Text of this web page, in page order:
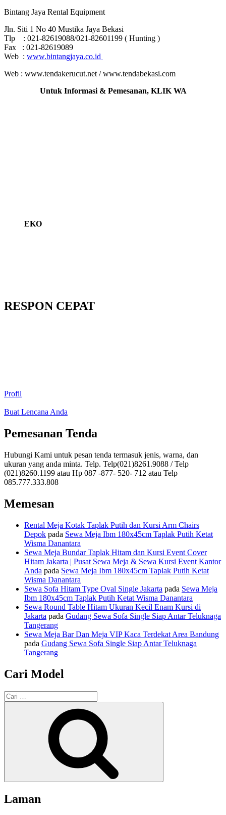
Bintang Jaya Rental Equipment
Jln. Siti 1 No 40 Mustika Jaya Bekasi
Tlp : 021-82619088/021-82601199 ( Hunting )
Fax : 021-82619089
Web : www.bintangjaya.co.id
Web : www.tendakerucut.net / www.tendabekasi.com
Untuk Informasi & Pemesanan, KLIK WA
EKO
RESPON CEPAT
Profil
Buat Lencana Anda
Pemesanan Tenda
Hubungi Kami untuk pesan tenda termasuk jenis, warna, dan
ukuran yang anda minta. Telp. Telp(021)8261.9088 / Telp
(021)8260.1199 atau Hp 087 -877- 520- 712 atau Telp
085.777.333.808
Memesan
Rental Meja Kotak Taplak Putih dan Kursi Arm Chairs
Depok pada Sewa Meja Ibm 180x45cm Taplak Putih Ketat
Wisma Danantara
Sewa Meja Bundar Taplak Hitam dan Kursi Event Cover
Hitam Jakarta | Pusat Sewa Meja & Sewa Kursi Event Kantor
Anda pada Sewa Meja Ibm 180x45cm Taplak Putih Ketat
Wisma Danantara
Sewa Sofa Hitam Type Oval Single Jakarta pada Sewa Meja
Ibm 180x45cm Taplak Putih Ketat Wisma Danantara
Sewa Round Table Hitam Ukuran Kecil Enam Kursi di
Jakarta pada Gudang Sewa Sofa Single Siap Antar Teluknaga
Tangerang
Sewa Meja Bar Dan Meja VIP Kaca Terdekat Area Bandung
pada Gudang Sewa Sofa Single Siap Antar Teluknaga
Tangerang
Cari Model
Pencarian
untuk:
Laman